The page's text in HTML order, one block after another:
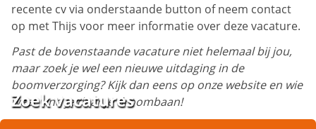
recente cv via onderstaande button of neem contact
op met Thijs voor meer informatie over deze vacature.
Past de bovenstaande vacature niet helemaal bij jou,
maar zoek je wel een nieuwe uitdaging in de
boomverzorging? Kijk dan eens op onze website en wie
weet vind je daar je droombaan!
Zoek vacatures